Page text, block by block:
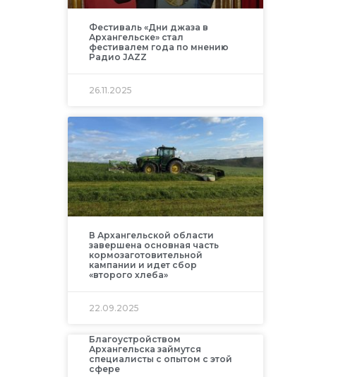
Фестиваль «Дни джаза в
Архангельске» стал
фестивалем года по мнению
Радио JAZZ
26.11.2025
В Архангельской области
завершена основная часть
кормозаготовительной
кампании и идет сбор
«второго хлеба»
22.09.2025
Благоустройством
Архангельска займутся
специалисты с опытом с этой
сфере